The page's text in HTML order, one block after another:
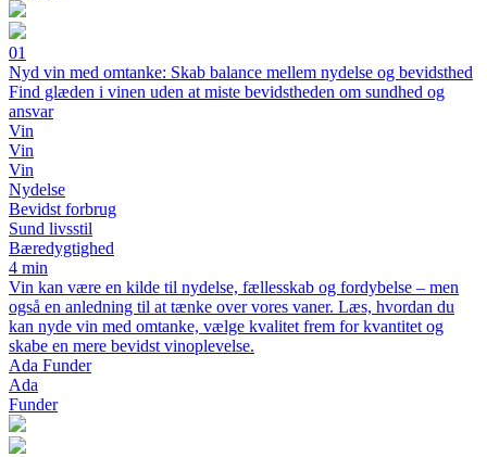
01
Nyd vin med omtanke: Skab balance mellem nydelse og bevidsthed
Find glæden i vinen uden at miste bevidstheden om sundhed og
ansvar
Vin
Vin
Vin
Nydelse
Bevidst forbrug
Sund livsstil
Bæredygtighed
4 min
Vin kan være en kilde til nydelse, fællesskab og fordybelse – men
også en anledning til at tænke over vores vaner. Læs, hvordan du
kan nyde vin med omtanke, vælge kvalitet frem for kvantitet og
skabe en mere bevidst vinoplevelse.
Ada Funder
Ada
Funder